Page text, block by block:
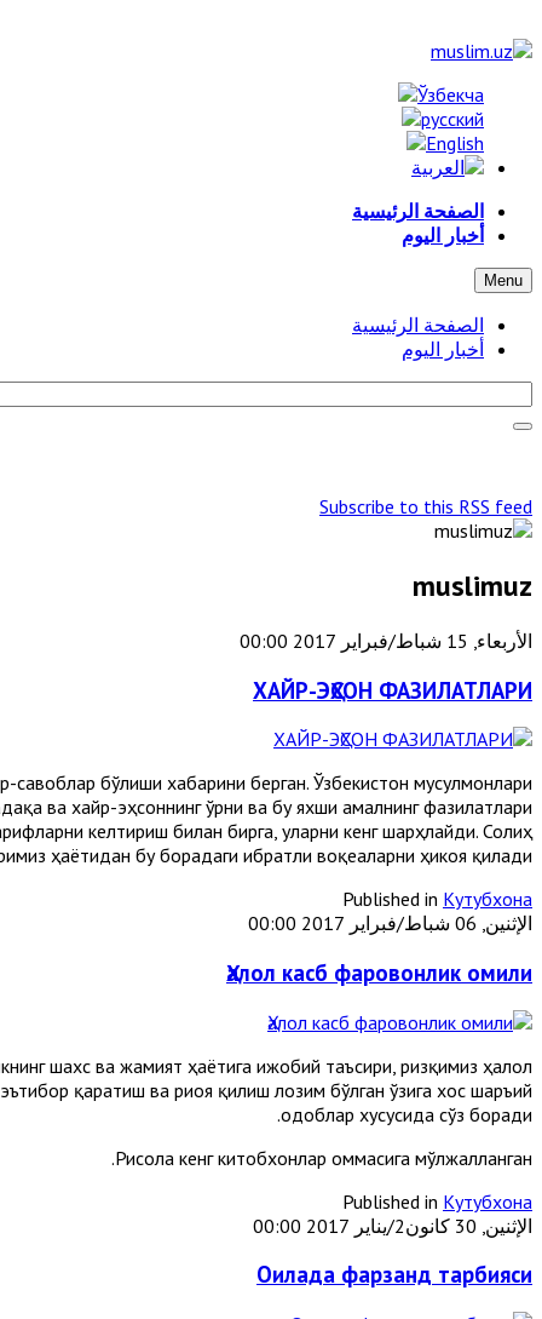
الصفحة الرئيسية
أخبار اليوم
Menu
الصفحة الرئيسية
أخبار اليوم
Subscribe to this RSS feed
muslimuz
الأربعاء, 15 شباط/فبراير 2017 00:00
ХАЙР-ЭҲСОН ФАЗИЛАТЛАРИ
бўлиши хабарини берган. Ўзбекистон мусулмонлари
ва хайр-эҳсоннинг ўрни ва бу яхши амалнинг фазилатлари
келтириш билан бирга, уларни кенг шарҳлайди. Солиҳ
ҳаётидан бу борадаги ибратли воқеаларни ҳикоя қилади.
Published in Кутубхона
الإثنين, 06 شباط/فبراير 2017 00:00
Ҳалол касб фаровонлик омили
шахс ва жамият ҳаётига ижобий таъсири, ризқимиз ҳалол
қаратиш ва риоя қилиш лозим бўлган ўзига хос шаръий
одоблар хусусида сўз боради.
Рисола кенг китобхонлар оммасига мўлжалланган.
Published in Кутубхона
الإثنين, 30 كانون2/يناير 2017 00:00
Оилада фарзанд тарбияси